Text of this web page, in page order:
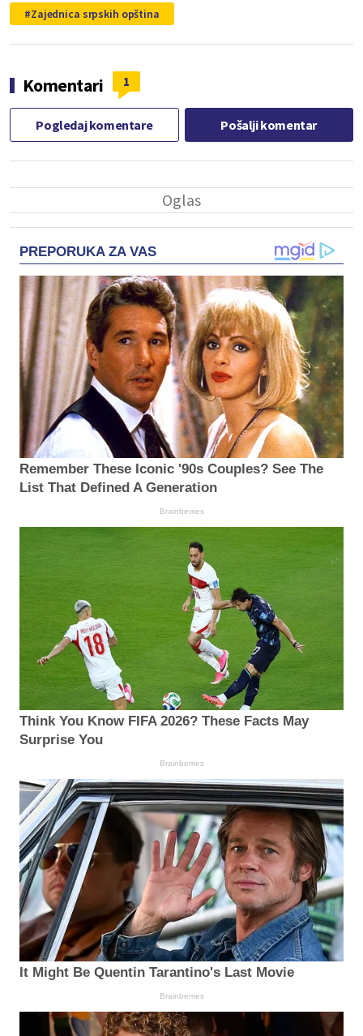
Zajednica srpskih opština
Komentari 1
Pogledaj komentare Pošalji komentar
PREPORUKA ZA VAS
Remember These Iconic '90s Couples? See The
List That Defined A Generation
Brainberries
Think You Know FIFA 2026? These Facts May
Surprise You
Brainberries
It Might Be Quentin Tarantino's Last Movie
Brainberries